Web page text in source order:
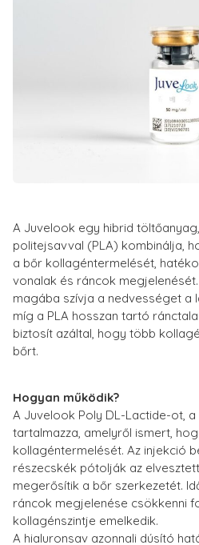
A Juvelook egy hibrid
politejsavval (PLA) kombinálja,
a bőr kollagéntermelését,
vonalak és ráncok
magába szívja a nedvességet a
míg a PLA hosszan tartó
biztosít azáltal, hogy több
bőrt.
Hogyan működik?
A Juvelook Poly DL-Lactide-ot,
tartalmazza, amelyről ismert,
kollagéntermelését. Az injekció
részecskék pótolják az
megerősítik a bőr szerkezetét.
ráncok megjelenése csökkenni
kollagénszintje emelkedik.
A hialuronsav azonnali dúsító